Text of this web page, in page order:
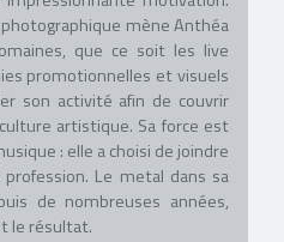
mène Anthéa
que ce soit les live
promotionnelles et visuels
son activité afin de couvrir
artistique. Sa force est
: elle a choisi de joindre
Le metal dans sa
de nombreuses années,
le résultat.